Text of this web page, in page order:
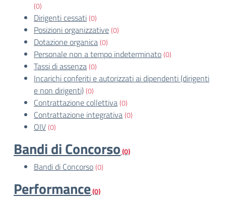
(0)
Dirigenti cessati(0)
Posizioni organizzative(0)
Dotazione organica(0)
Personale non a tempo indeterminato(0)
Tassi di assenza(0)
Incarichi conferiti e autorizzati ai dipendenti (dirigenti
e non dirigenti)(0)
Contrattazione collettiva(0)
Contrattazione integrativa(0)
OIV(0)
Bandi di Concorso(0)
Bandi di Concorso(0)
Performance(0)